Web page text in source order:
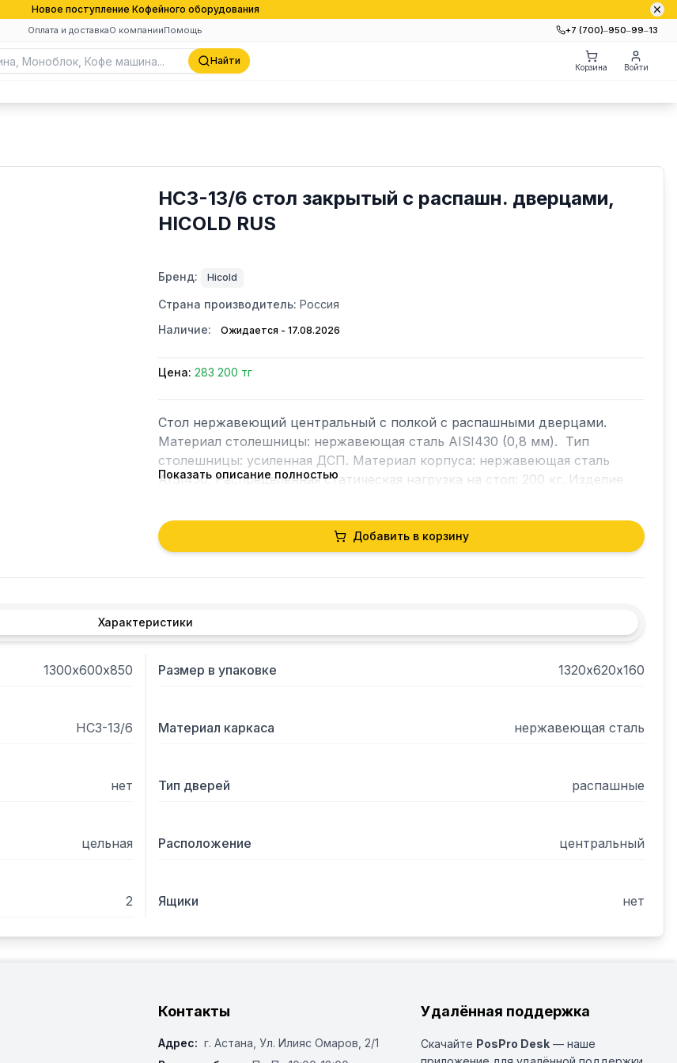
Новое поступление Кофейного оборудования
Оплата и доставкаО компанииПомощь +7 (700)‒950‒99‒13
Найти
Корзина Войти
НСЗ-13/6 стол закрытый с распашн. дверцами,
HICOLD RUS
Бренд: Hicold
Страна производитель: Россия
Наличие:
Ожидается - 17.08.2026
Цена: 283 200 тг
Стол нержавеющий центральный с полкой с распашными дверцами.
Материал столешницы: нержавеющая сталь AISI430 (0,8 мм).  Тип
столешницы: усиленная ДСП. Материал корпуса: нержавеющая сталь
AISI430. Распределённая статическая нагрузка на стол: 200 кг. Изделие
Показать описание полностью
Добавить в корзину
Характеристики
1300х600х850 Размер в упаковке 1320х620х160
НСЗ-13/6 Материал каркаса нержавеющая сталь
нет Тип дверей распашные
цельная Расположение центральный
2 Ящики нет
Контакты
Адрес: г. Астана, ​Ул. Илияс Омаров, 2/1
Удалённая поддержка
Скачайте PosPro Desk — наше